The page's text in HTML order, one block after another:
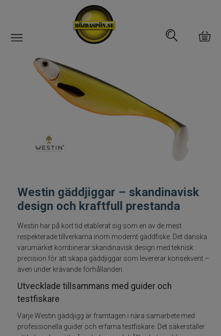
Gäddfemman
Abborrfemman
Fiskeset
Fiskedrag
Betespaket
Handgjorda beten
Jiggar och Gummibeten
Jerkbaits - tailbaits
Westin gäddjiggar – skandinavisk
design och kraftfull prestanda
Westin har på kort tid etablerat sig som en av de mest
respekterade tillverkarna inom modernt gäddfiske. Det danska
varumärket kombinerar skandinavisk design med teknisk
precision för att skapa gäddjiggar som levererar konsekvent –
även under krävande förhållanden.
Utvecklade tillsammans med guider och
testfiskare
Varje Westin gäddjigg är framtagen i nära samarbete med
professionella guider och erfarna testfiskare. Det säkerställer